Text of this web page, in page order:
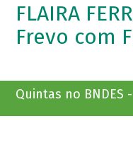
FLAIRA
Frevo com
Quintas no BNDES